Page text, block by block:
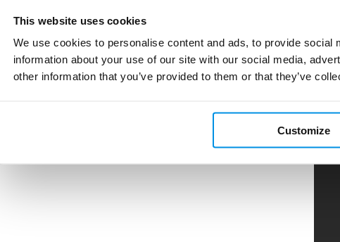
This website uses cookies
We use cookies to personalise content and ads, to provide
information about your use of our site with our social media,
other information that you’ve provided to them or that they’ve
Customize